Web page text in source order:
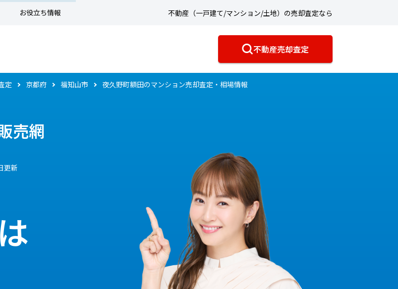
お役立ち情報 不動産（一戸建て/マンション/土地）の売却査定なら
不動産売却査定
定 京都府 福知山市 夜久野町額田のマンション売却査定・相場情報
売網
更新